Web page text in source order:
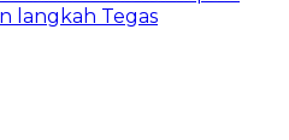
langkah Tegas